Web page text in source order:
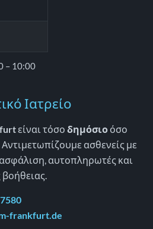
– 10:00
Ιατρείο
είναι τόσο δημόσιο όσο
Αντιμετωπίζουμε ασθενείς με
αυτοπληρωτές και
βοήθειας.
frankfurt.de